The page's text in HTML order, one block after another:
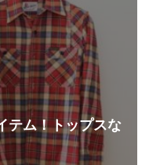
テム！トップスな